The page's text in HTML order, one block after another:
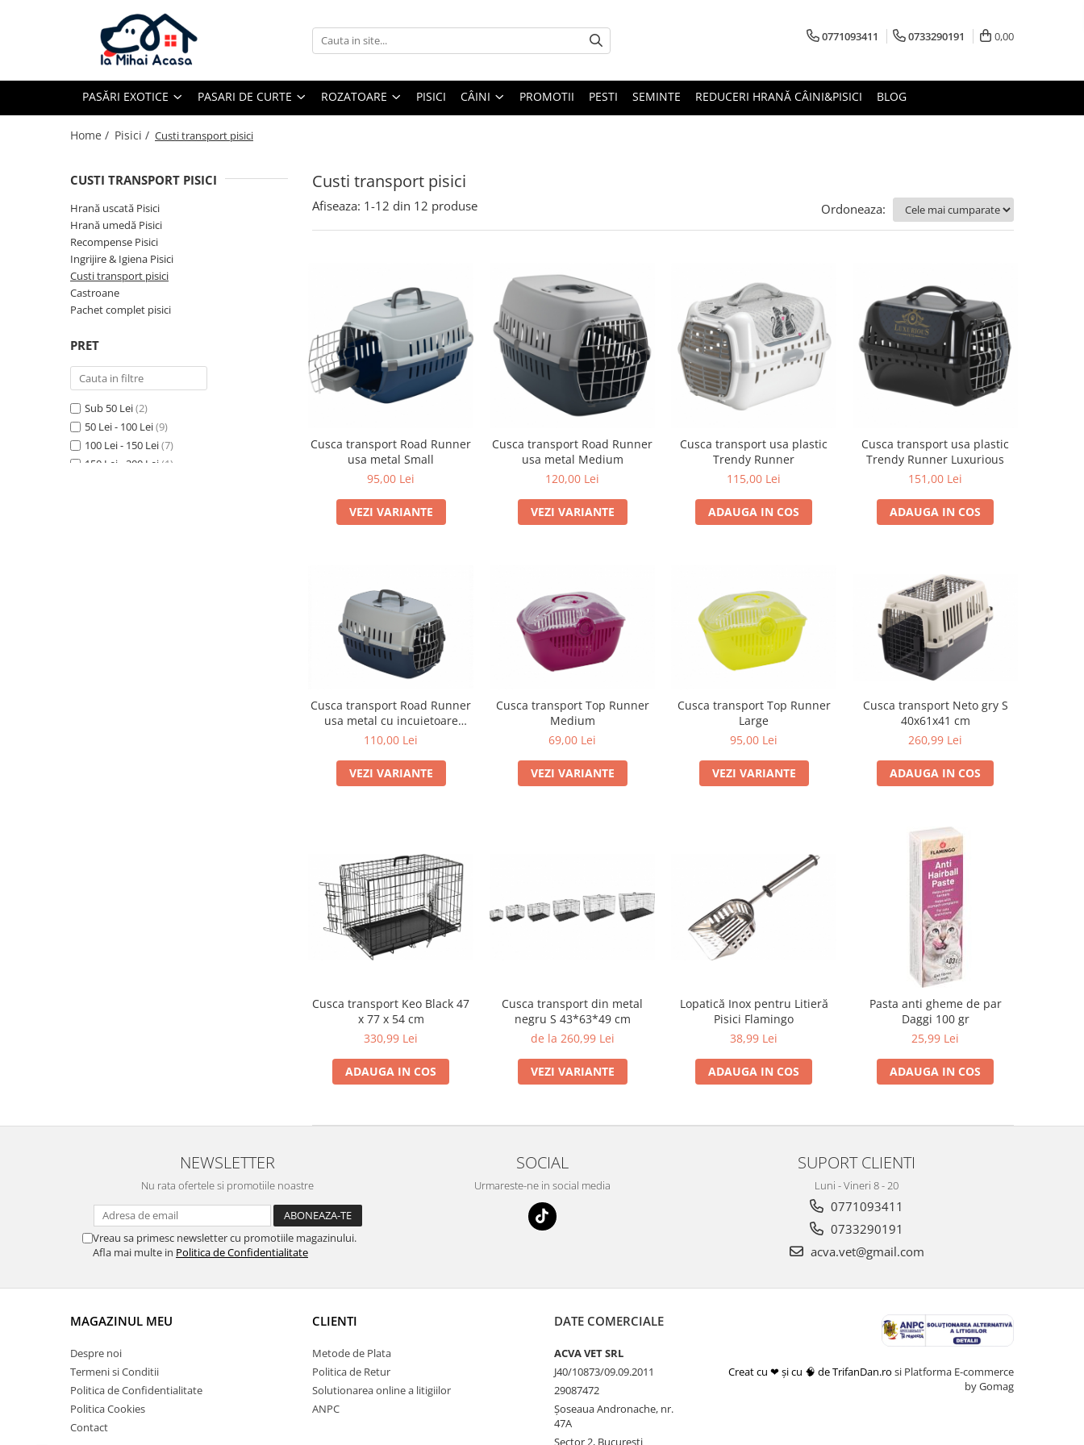
Pasări Exotice
Pachete promotionale
Pasari de curte
Pachete promotionale
Pachete promotionale
0771093411 0733290191 0,00
PASĂRI EXOTICE PASARI DE CURTE ROZATOARE PISICI CÂINI PROMOTII PESTI SEMINTE REDUCERI HRANĂ CÂINI&PISICI BLOG
Home / Pisici / Custi transport pisici
Custi transport pisici
CUSTI TRANSPORT PISICI
Hrană uscată Pisici
Hrană umedă Pisici
Recompense Pisici
Ingrijire & Igiena Pisici
Custi transport pisici
Castroane
Pachet complet pisici
PRET
Sub 50 Lei(2)
50 Lei - 100 Lei(9)
100 Lei - 150 Lei(7)
150 Lei - 200 Lei (1)
Afiseaza: 1-12 din 12 produse Ordoneaza:
Cusca transport Road Runner
usa metal Small
95,00 Lei
VEZI VARIANTE
Cusca transport Road Runner
usa metal Medium
120,00 Lei
VEZI VARIANTE
Cusca transport usa plastic
Trendy Runner
115,00 Lei
ADAUGA IN COS
Cusca transport usa plastic
Trendy Runner Luxurious
151,00 Lei
ADAUGA IN COS
Cusca transport Road Runner
usa metal cu incuietoare
Small
110,00 Lei
VEZI VARIANTE
Cusca transport Top Runner
Medium
69,00 Lei
VEZI VARIANTE
Cusca transport Top Runner
Large
95,00 Lei
VEZI VARIANTE
Cusca transport Neto gry S
40x61x41 cm
260,99 Lei
ADAUGA IN COS
Cusca transport Keo Black 47
x 77 x 54 cm
330,99 Lei
ADAUGA IN COS
Cusca transport din metal
negru S 43*63*49 cm
de la 260,99 Lei
VEZI VARIANTE
Lopatică Inox pentru Litieră
Pisici Flamingo
38,99 Lei
ADAUGA IN COS
Pasta anti gheme de par
Daggi 100 gr
25,99 Lei
ADAUGA IN COS
NEWSLETTER
Nu rata ofertele si promotiile noastre
Vreau sa primesc newsletter cu promotiile magazinului.
Afla mai multe in Politica de Confidentialitate
SOCIAL
Urmareste-ne in social media
SUPORT CLIENTI
Luni - Vineri 8 - 20
0771093411
0733290191
acva.vet@gmail.com
MAGAZINUL MEU
Despre noi
Termeni si Conditii
Politica de Confidentialitate
Politica Cookies
Contact
CLIENTI
Metode de Plata
Politica de Retur
Solutionarea online a litigiilor
ANPC
DATE COMERCIALE
ACVA VET SRL
J40/10873/09.09.2011
29087472
Șoseaua Andronache, nr.
47A
Sector 2, Bucuresti
Creat cu ❤ și cu 🧠 de TrifanDan.ro si Platforma E-commerce
by Gomag